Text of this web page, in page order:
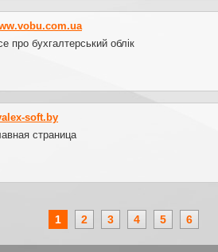
про бухгалтерський облік
soft.by
страница
1 2 3 4 5 6